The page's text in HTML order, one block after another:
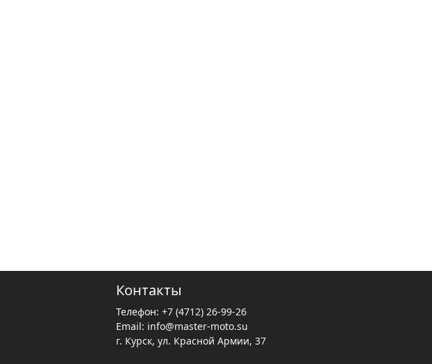
Контакты
Телефон: +7 (4712) 26-99-26
Email: info@master-moto.su
г. Курск, ул. Красной Армии, 37